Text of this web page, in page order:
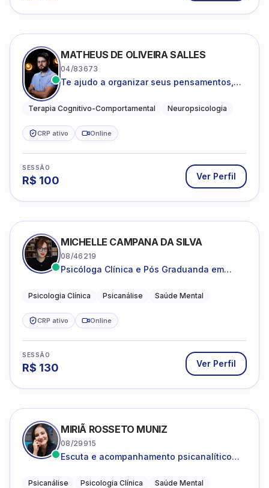
MATHEUS DE OLIVEIRA SALLES
04/83673
Te ajudo a organizar seus pensamentos,
clareza e sentido, com uma terapia
Terapia Cognitivo-Comportamental Neuropsicologia
CRP ativo Online
SESSÃO
R$ 100 Ver Perfil
MICHELLE CAMPANA DA SILVA
08/46219
Psicóloga Clínica e Pós Graduanda em
Psicologia Clínica Psicanálise Saúde Mental
CRP ativo Online
SESSÃO
R$ 130 Ver Perfil
MIRIÃ ROSSETO MUNIZ
08/29915
Escuta e acompanhamento psicanalítico
Psicanálise Psicologia Clínica Saúde Mental